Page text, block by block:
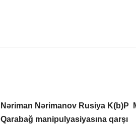
Nəriman Nərimanov Rusiya K(b)P
Qarabağ manipulyasiyasına qarşı